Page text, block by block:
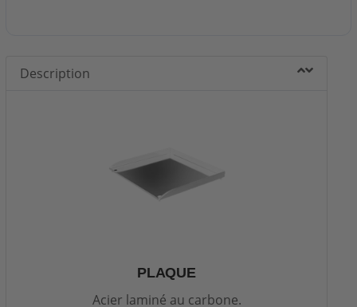
Description
PLAQUE
Acier laminé au carbone.